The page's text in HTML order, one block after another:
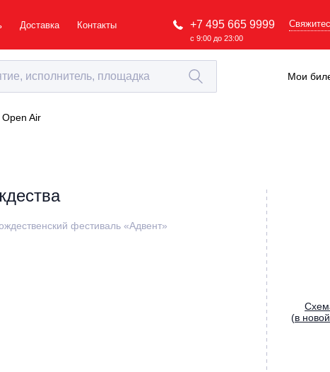
Доставка Контакты +7 495 665 9999
с 9:00 до 23:00
Мои
Open Air
фестиваль «Адвент»
(в